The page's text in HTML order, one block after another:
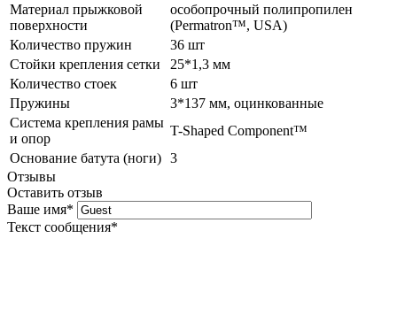
Материал прыжковой
поверхности
особопрочный полипропилен
(Permatron™, USA)
Количество пружин
36 шт
Стойки крепления сетки
25*1,3 мм
Количество стоек
6 шт
Пружины
3*137 мм, оцинкованные
Система крепления рамы
и опор
T-Shaped Component™
Основание батута (ноги) 3
Отзывы
Оставить отзыв
Ваше имя*
Текст сообщения*